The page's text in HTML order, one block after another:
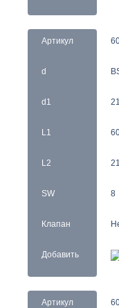
Артикул
d
d1
L1
L2
SW
Клапан
Добавить
21
21
8
Артикул